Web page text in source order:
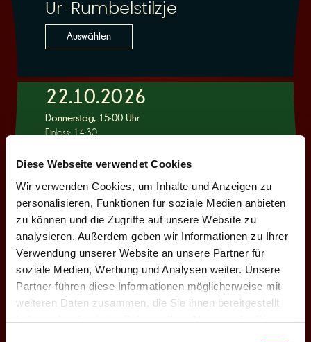
Diese Webseite verwendet Cookies
Wir verwenden Cookies, um Inhalte und Anzeigen zu
personalisieren, Funktionen für soziale Medien anbieten
zu können und die Zugriffe auf unsere Website zu
analysieren. Außerdem geben wir Informationen zu Ihrer
Verwendung unserer Website an unsere Partner für
soziale Medien, Werbung und Analysen weiter. Unsere
Partner führen diese Informationen möglicherweise mit
weiteren Daten zusammen, die Sie ihnen bereitgestellt
Ur-Rumbelstilzje
Auswählen
22.10.2026
Donnerstag, 15:00 Uhr
Einlass: 14:30
Wie war das mit
Pinocchio?
Auswählen
22.10.2026
Donnerstag, 19:30 Uhr
Einlass: 18:00